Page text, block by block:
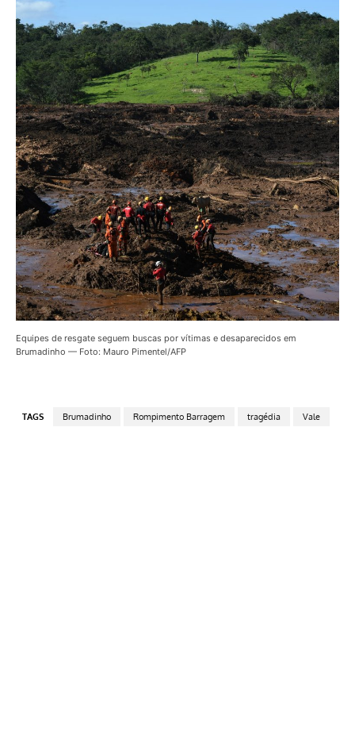
Equipes de resgate seguem buscas por vítimas e desaparecidos em
Brumadinho — Foto: Mauro Pimentel/AFP
TAGS Brumadinho Rompimento Barragem tragédia Vale